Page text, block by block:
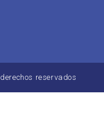
reservados